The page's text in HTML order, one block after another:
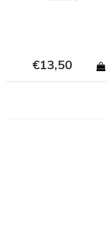
€13,50